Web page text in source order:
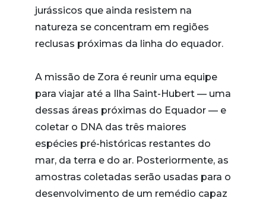
jurássicos que ainda resistem na
natureza se concentram em regiões
reclusas próximas da linha do equador.
A missão de Zora é reunir uma equipe
para viajar até a Ilha Saint-Hubert — uma
dessas áreas próximas do Equador — e
coletar o DNA das três maiores
espécies pré-históricas restantes do
mar, da terra e do ar. Posteriormente, as
amostras coletadas serão usadas para o
desenvolvimento de um remédio capaz